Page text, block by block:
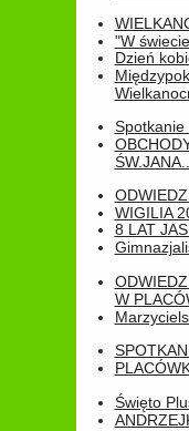
"W
Dzień
Spotkanie
WIGILIA
8 LAT
W
Święto